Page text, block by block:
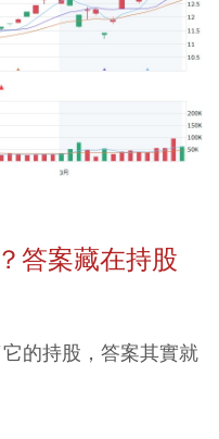
答案藏在持股
的持股，答案其實就